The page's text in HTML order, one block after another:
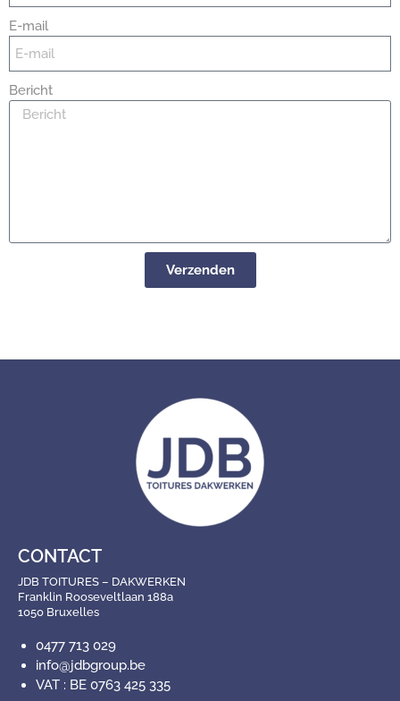
E-mail
Bericht
Verzenden
CONTACT
JDB TOITURES – DAKWERKEN
Franklin Rooseveltlaan 188a
1050 Bruxelles
0477 713 029
info@jdbgroup.be
VAT : BE 0763 425 335